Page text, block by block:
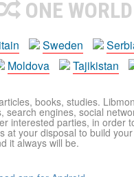
ONE
Sweden
Moldova Tajikistan
books, studies.
engines, social
interested parties, in order
your disposal to build
it always will be.